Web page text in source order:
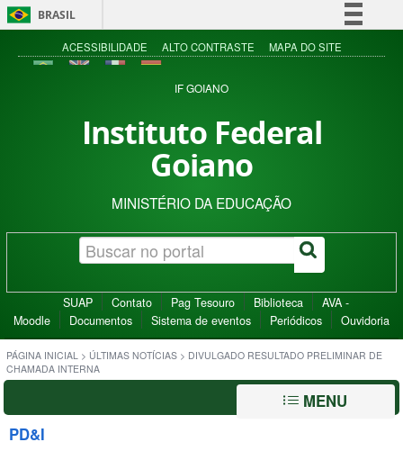
BRASIL
Simplifique!
Acesso à informação
ACESSIBILIDADE ALTO CONTRASTE MAPA DO SITE
IF GOIANO
Instituto Federal
Goiano
MINISTÉRIO DA EDUCAÇÃO
SUAP Contato Pag Tesouro Biblioteca
AVA -
Moodle
Documentos Sistema de eventos Periódicos Ouvidoria
PÁGINA INICIAL > ÚLTIMAS NOTÍCIAS > DIVULGADO RESULTADO PRELIMINAR DE
CHAMADA INTERNA
MENU
PD&I